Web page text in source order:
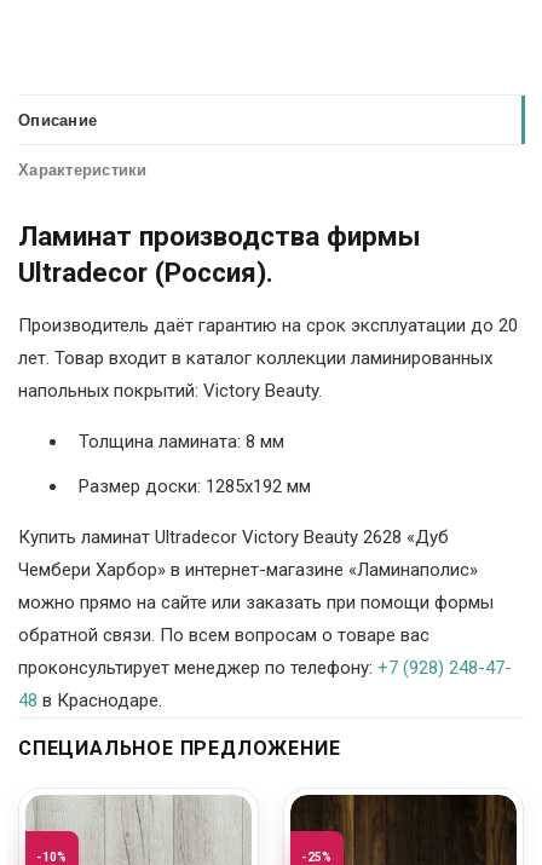
Описание
Характеристики
Ламинат производства фирмы
Ultradecor (Россия).
Производитель даёт гарантию на срок эксплуатации до 20
лет. Товар входит в каталог коллекции ламинированных
напольных покрытий: Victory Beauty.
Толщина ламината: 8 мм
Размер доски: 1285х192 мм
Купить ламинат Ultradecor Victory Beauty 2628 «Дуб
Чембери Харбор» в интернет-магазине «Ламинаполис»
можно прямо на сайте или заказать при помощи формы
обратной связи. По всем вопросам о товаре вас
проконсультирует менеджер по телефону: +7 (928) 248-47-
48 в Краснодаре.
СПЕЦИАЛЬНОЕ ПРЕДЛОЖЕНИЕ
-10% -25%